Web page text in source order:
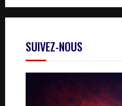
SUIVEZ-NOUS